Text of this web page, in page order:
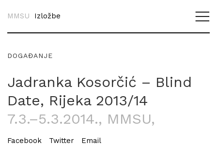
MMSU Izložbe
DOGAĐANJE
Jadranka Kosorčić – Blind
Date, Rijeka 2013/14
7.3.–5.3.2014., MMSU,
Facebook Twitter Email